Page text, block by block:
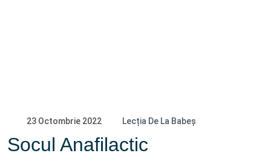
23 Octombrie 2022 Lecția De La Babeș
Socul Anafilactic